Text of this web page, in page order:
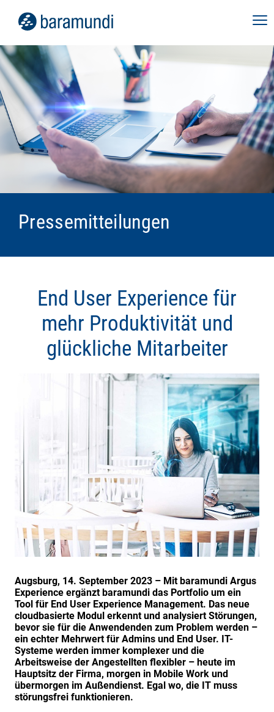
Pressemitteilungen
End User Experience für
mehr Produktivität und
glückliche Mitarbeiter
Augsburg, 14. September 2023 – Mit baramundi Argus
Experience ergänzt baramundi das Portfolio um ein
Tool für End User Experience Management. Das neue
cloudbasierte Modul erkennt und analysiert Störungen,
bevor sie für die Anwendenden zum Problem werden –
ein echter Mehrwert für Admins und End User. IT-
Systeme werden immer komplexer und die
Arbeitsweise der Angestellten flexibler – heute im
Hauptsitz der Firma, morgen in Mobile Work und
übermorgen im Außendienst. Egal wo, die IT muss
störungsfrei funktionieren.